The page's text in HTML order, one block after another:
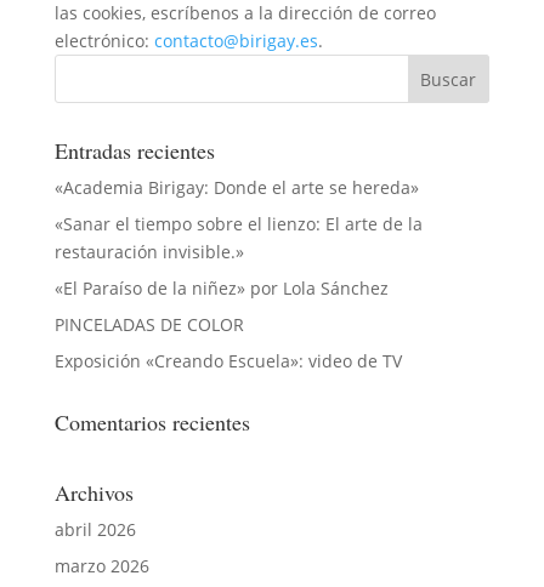
las cookies, escríbenos a la dirección de correo
electrónico: contacto@birigay.es.
Entradas recientes
«Academia Birigay: Donde el arte se hereda»
«Sanar el tiempo sobre el lienzo: El arte de la
restauración invisible.»
«El Paraíso de la niñez» por Lola Sánchez
PINCELADAS DE COLOR
Exposición «Creando Escuela»: video de TV
Comentarios recientes
Archivos
abril 2026
marzo 2026